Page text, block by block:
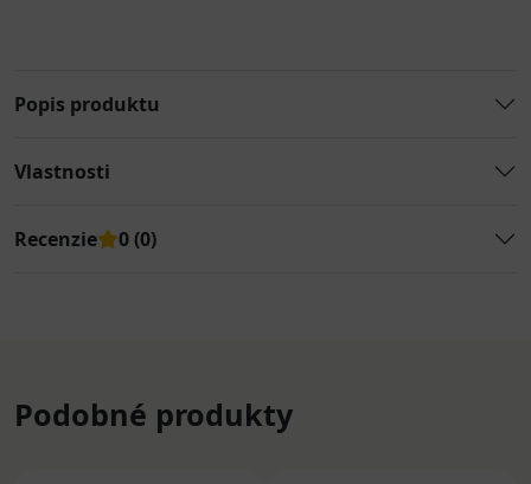
Popis produktu
Vlastnosti
Recenzie 0 (0)
Podobné produkty